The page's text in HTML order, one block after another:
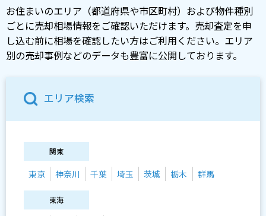
お住まいのエリア（都道府県や市区町村）および物件種別
ごとに売却相場情報をご確認いただけます。売却査定を申
し込む前に相場を確認したい方はご利用ください。エリア
別の売却事例などのデータも豊富に公開しております。
エリア検索
関東
東京 神奈川 千葉 埼玉 茨城 栃木 群馬
東海